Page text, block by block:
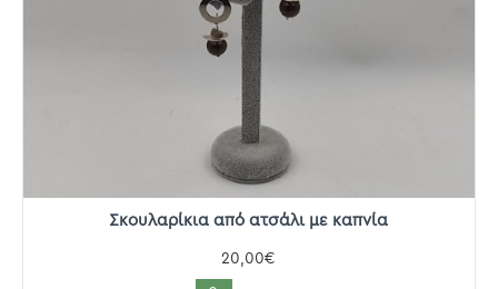
Σκουλαρίκια από ατσάλι με καπνία
20,00€